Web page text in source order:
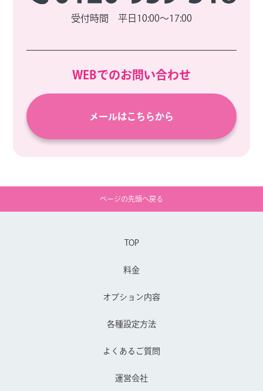
受付時間 平日10:00～17:00
WEBでのお問い合わせ
メールはこちらから
ページの先頭へ戻る
TOP
料金
オプション内容
各種設定方法
よくあるご質問
運営会社